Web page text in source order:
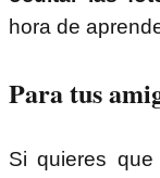
hora de
Para tus
Si quieres